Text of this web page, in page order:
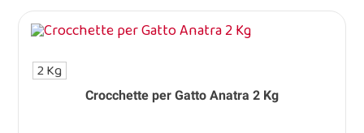
Crocchette per Gatto Anatra 2 Kg
2 Kg